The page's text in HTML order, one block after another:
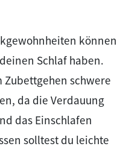
können
Schlaf haben.
Zubettgehen schwere
da die Verdauung
das Einschlafen
solltest du leichte